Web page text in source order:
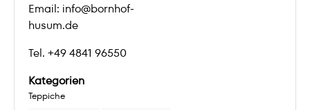
Email: info@bornhof-
husum.de
Tel. +49 4841 96550
Kategorien
Teppiche